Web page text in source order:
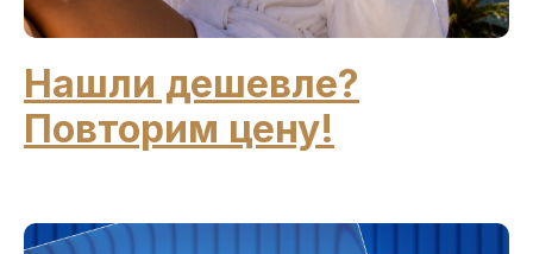
Нашли дешевле?
Повторим цену!